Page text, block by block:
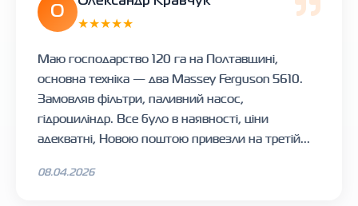
О
★★★★★
Маю господарство 120 га на Полтавщині,
основна техніка — два Massey Ferguson 5610.
Замовляв фільтри, паливний насос,
гідроциліндр. Все було в наявності, ціни
адекватні, Новою поштою привезли на третій...
08.04.2026